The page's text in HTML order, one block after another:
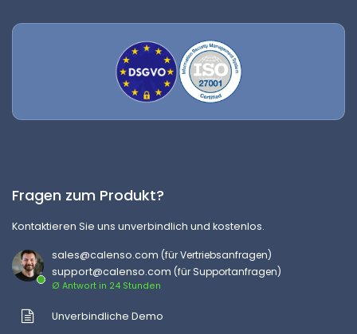
Fragen zum Produkt?
Kontaktieren Sie uns unverbindlich und kostenlos.
sales@calenso.com (für Vertriebsanfragen)
support@calenso.com (für Supportanfragen)
Ø Antwort in 24 Stunden
Unverbindliche Demo